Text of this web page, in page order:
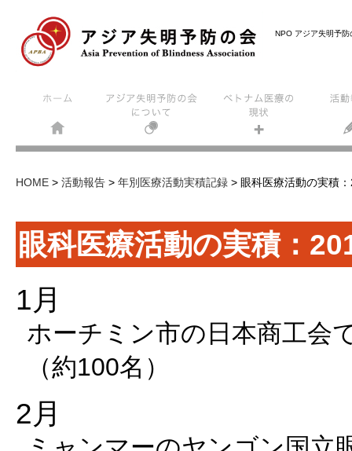
NPO アジア失明予
HOME > 活動報告 > 年別医療活動実積記録 > 眼科医療活動の実積
眼科医療活動の実積：
1月
ホーチミン市の日本商工会
（約100名）
2月